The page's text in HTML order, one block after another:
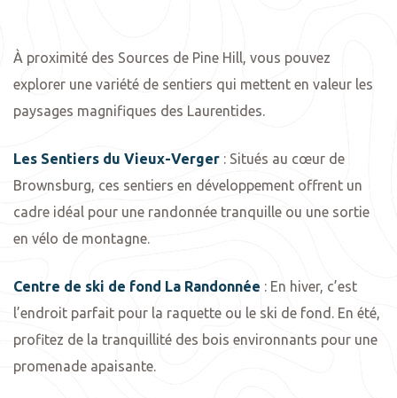
À proximité des Sources de Pine Hill, vous pouvez
explorer une variété de sentiers qui mettent en valeur les
paysages magnifiques des Laurentides.
Les Sentiers du Vieux-Verger : Situés au cœur de
Brownsburg, ces sentiers en développement offrent un
cadre idéal pour une randonnée tranquille ou une sortie
en vélo de montagne.
Centre de ski de fond La Randonnée : En hiver, c’est
l’endroit parfait pour la raquette ou le ski de fond. En été,
profitez de la tranquillité des bois environnants pour une
promenade apaisante.